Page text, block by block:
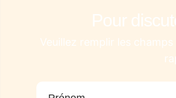
Pour
Veuillez remplir les